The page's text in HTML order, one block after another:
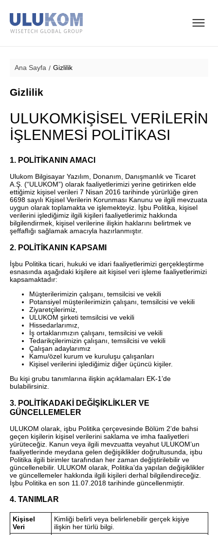
ULUKOM
Ana Sayfa Gizlilik
Gizlilik
ULUKOMKİŞİSEL VERİLERİN
İŞLENMESİ POLİTİKASI
1. POLİTİKANIN AMACI
Ulukom Bilgisayar Yazılım, Donanım, Danışmanlık ve Ticaret
A.Ş. (“ULUKOM”) olarak faaliyetlerimizi yerine getirirken elde
ettiğimiz kişisel verileri 7 Nisan 2016 tarihinde yürürlüğe giren
6698 sayılı Kişisel Verilerin Korunması Kanunu ve ilgili mevzuata
uygun olarak toplamakta ve işlemekteyiz. İşbu Politika, kişisel
verilerini işlediğimiz ilgili kişileri faaliyetlerimiz hakkında
bilgilendirmek, kişisel verilerine ilişkin haklarını belirtmek ve
şeffaflığı sağlamak amacıyla hazırlanmıştır.
2. POLİTİKANIN KAPSAMI
İşbu Politika ticari, hukuki ve idari faaliyetlerimizi gerçekleştirme
esnasında aşağıdaki kişilere ait kişisel veri işleme faaliyetlerimizi
kapsamaktadır:
Müşterilerimizin çalışanı, temsilcisi ve vekili
Potansiyel müşterilerimizin çalışanı, temsilcisi ve vekili
Ziyaretçilerimiz,
ULUKOM şirketi temsilcisi ve vekili
Hissedarlarımız,
İş ortaklarımızın çalışanı, temsilcisi ve vekili
Tedarikçilerimizin çalışanı, temsilcisi ve vekili
Çalışan adaylarımız
Kamu/özel kurum ve kuruluşu çalışanları
Kişisel verilerini işlediğimiz diğer üçüncü kişiler.
Bu kişi grubu tanımlarına ilişkin açıklamaları EK-1’de
bulabilirsiniz.
3. POLİTİKADAKİ DEĞİŞİKLİKLER VE
GÜNCELLEMELER
ULUKOM olarak, işbu Politika çerçevesinde Bölüm 2’de bahsi
geçen kişilerin kişisel verilerini saklama ve imha faaliyetleri
yürüteceğiz. Kanun veya ilgili mevzuatta veyahut ULUKOM’un
faaliyetlerinde meydana gelen değişiklikler doğrultusunda, işbu
Politika ilgili birimler tarafından her zaman değiştirilebilir ve
güncellenebilir. ULUKOM olarak, Politika’da yapılan değişiklikler
ve güncellemeler hakkında ilgili kişileri derhal bilgilendireceğiz.
İşbu Politika en son 11.07.2018 tarihinde güncellenmiştir.
4. TANIMLAR
Kişisel
Veri
Kimliği belirli veya belirlenebilir gerçek kişiye
ilişkin her türlü bilgi.